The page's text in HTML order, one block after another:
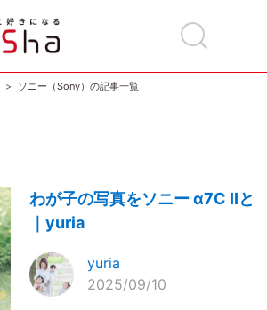
ソニー（Sony）の記事一覧
わが子の写真をソニー α7C IIと
｜yuria
yuria
2025/09/10